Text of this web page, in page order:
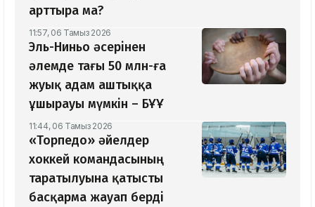
арттыра ма?
11:57, 06 Тамыз 2026
Эль-Ниньо әсерінен
әлемде тағы 50 млн-ға
жуық адам аштыққа
ұшырауы мүмкін – БҰҰ
11:44, 06 Тамыз 2026
«Торпедо» әйелдер
хоккей командасының
таратылуына қатысты
басқарма жауап берді